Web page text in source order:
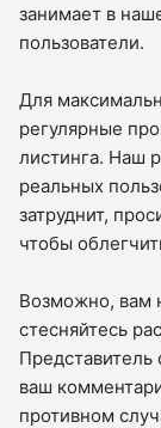
занимает в
пользователи.
Для
регулярные
листинга. Наш
реальных
затруднит,
чтобы
Возможно, вам
стесняйтесь
Представитель
ваш
противном